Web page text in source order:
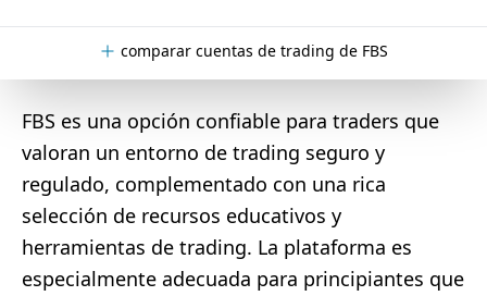
comparar cuentas de trading de FBS
FBS es una opción confiable para traders que
valoran un entorno de trading seguro y
regulado, complementado con una rica
selección de recursos educativos y
herramientas de trading. La plataforma es
especialmente adecuada para principiantes que